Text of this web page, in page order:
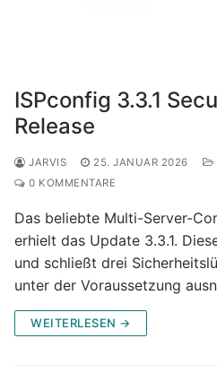
ISPconfig 3.3.1
Release
JARVIS 25. JANUAR 2026
0 KOMMENTARE
Das beliebte Multi-Server-
erhielt das Update 3.3.1.
und schließt drei
unter der Voraussetzung
WEITERLESEN →